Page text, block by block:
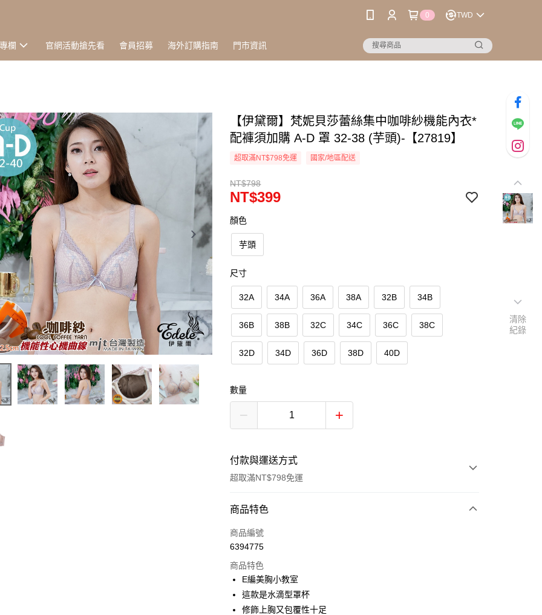
0 TWD
欄 官網活動搶先看 會員招募 海外訂購指南 門市資訊
【伊黛爾】梵妮貝莎蕾絲集中咖啡紗機能內衣*
配褲須加購 A-D 罩 32-38 (芋頭)-【27819】
超取滿NT$798免運 國家/地區配送
NT$798
NT$399
顏色
芋頭
尺寸
32A 34A 36A 38A 32B 34B
36B 38B 32C 34C 36C 38C
32D 34D 36D 38D 40D
數量
付款與運送方式
超取滿NT$798免運
付款方式
信用卡一次付款
LINE Pay
Apple Pay
商品特色
商品編號
6394775
商品特色
E編美胸小教室
這款是水滴型罩杯
修飾上胸又包覆性十足
清除
紀錄